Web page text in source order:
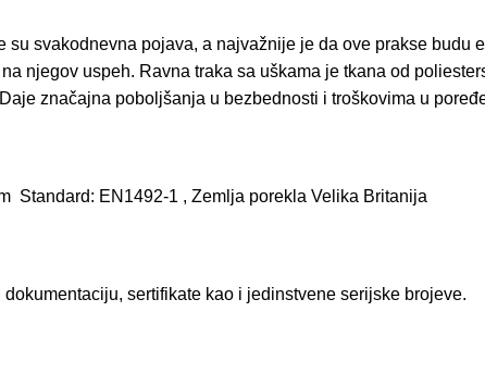
su svakodnevna pojava, a najvažnije je da ove prakse
njegov uspeh. Ravna traka sa uškama je tkana od
značajna poboljšanja u bezbednosti i troškovima u
Standard: EN1492-1 , Zemlja porekla Velika Britanija
sertifikate kao i jedinstvene serijske brojeve.